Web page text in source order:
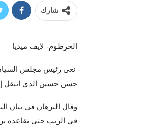
شارك
الخرطوم- لايف ميديا
نعى رئيس مجلس
حسن حسين الذي انتقل إلى جوار ربه صباح
في الرتب حتى تقاعده